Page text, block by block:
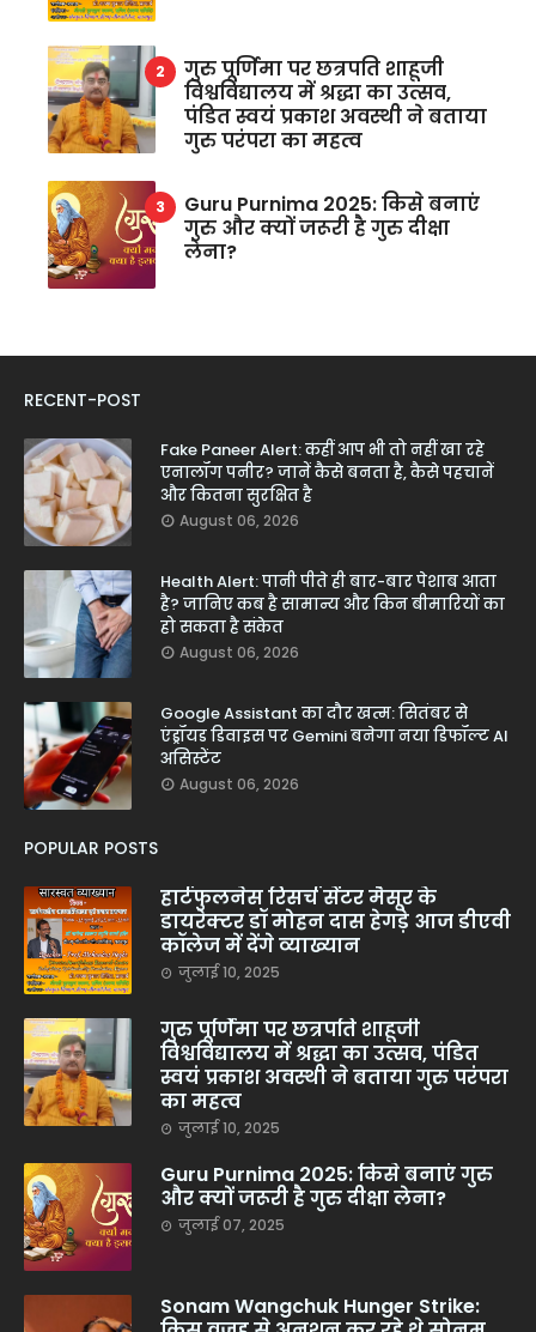
गुरु पूर्णिमा पर छत्रपति शाहूजी
विश्वविद्यालय में श्रद्धा का उत्सव,
पंडित स्वयं प्रकाश अवस्थी ने बताया
गुरु परंपरा का महत्व
Guru Purnima 2025: किसे बनाएं
गुरु और क्यों जरूरी है गुरु दीक्षा
लेना?
RECENT-POST
Fake Paneer Alert: कहीं आप भी तो नहीं खा रहे
एनालॉग पनीर? जानें कैसे बनता है, कैसे पहचानें
और कितना सुरक्षित है
August 06, 2026
Health Alert: पानी पीते ही बार-बार पेशाब आता
है? जानिए कब है सामान्य और किन बीमारियों का
हो सकता है संकेत
August 06, 2026
Google Assistant का दौर खत्म: सितंबर से
एंड्रॉयड डिवाइस पर Gemini बनेगा नया डिफॉल्ट AI
असिस्टेंट
August 06, 2026
POPULAR POSTS
हार्टफुलनेस रिसर्च सेंटर मैसूर के
डायरेक्टर डॉ मोहन दास हेगड़े आज डीएवी
कॉलेज में देंगे व्याख्यान
जुलाई 10, 2025
गुरु पूर्णिमा पर छत्रपति शाहूजी
विश्वविद्यालय में श्रद्धा का उत्सव, पंडित
स्वयं प्रकाश अवस्थी ने बताया गुरु परंपरा
का महत्व
जुलाई 10, 2025
Guru Purnima 2025: किसे बनाएं गुरु
और क्यों जरूरी है गुरु दीक्षा लेना?
जुलाई 07, 2025
Sonam Wangchuk Hunger Strike: